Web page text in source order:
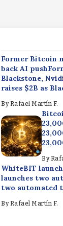
Former Bitcoin
back AI
Blackstone,
raises $2B as
By Rafael Martín F.
By
WhiteBIT
launches two
two automated
By Rafael Martín F.
Former Bitcoin